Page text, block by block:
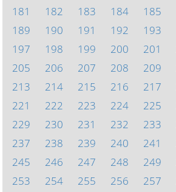
181
182 183 184 185
189
190 191 192 193
197
198 199 200 201
205
206 207 208 209
213
214 215 216 217
221
222 223 224 225
229
230 231 232 233
237
238 239 240 241
245
246 247 248 249
253
254 255 256 257